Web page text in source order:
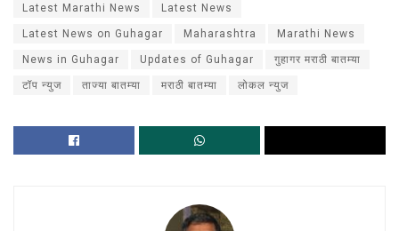
Latest Marathi News Latest News
Latest News on Guhagar Maharashtra Marathi News
News in Guhagar Updates of Guhagar गुहागर मराठी बातम्या
टॉप न्युज ताज्या बातम्या मराठी बातम्या लोकल न्युज